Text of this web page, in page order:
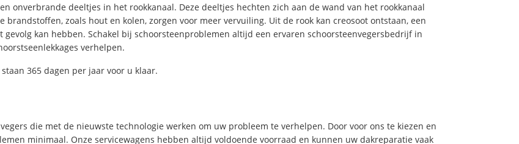
onverbrande deeltjes in het rookkanaal. Deze deeltjes hechten zich aan de wand van het rookkanaal
brandstoffen, zoals hout en kolen, zorgen voor meer vervuiling. Uit de rook kan creosoot ontstaan, een
kan hebben. Schakel bij schoorsteenproblemen altijd een ervaren schoorsteenvegersbedrijf in
verhelpen.
365 dagen per jaar voor u klaar.
die met de nieuwste technologie werken om uw probleem te verhelpen. Door voor ons te kiezen en
minimaal. Onze servicewagens hebben altijd voldoende voorraad en kunnen uw dakreparatie vaak